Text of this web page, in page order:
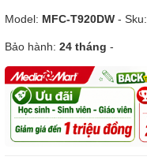
Model: MFC-T920DW - Sku:
Bảo hành: 24 tháng -